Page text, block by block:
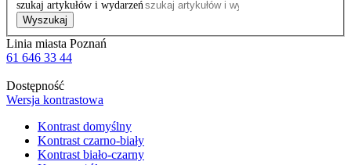
szukaj artykułów i wydarzeń
Wyszukaj
Linia miasta Poznań
61 646 33 44
Dostępność
Wersja kontrastowa
Kontrast domyślny
Kontrast czarno-biały
Kontrast biało-czarny